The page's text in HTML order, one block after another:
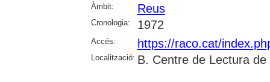
Àmbit: Reus
Cronologia: 1972
Accés: https://raco.cat/
Localització: B. Centre de Lectura de